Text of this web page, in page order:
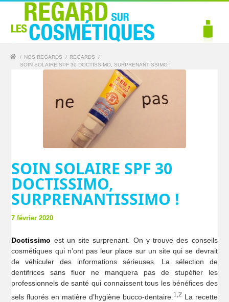
/ NOS REGARDS / REGARDS
/
SOIN SOLAIRE SPF 30 DOCTISSIMO, SURPRENANTISSIMO !
SOIN SOLAIRE SPF 30
DOCTISSIMO,
SURPRENANTISSIMO !
7 février 2020
Doctissimo est un site surprenant. On y trouve des conseils
cosmétiques qui n’ont pas leur place sur un site qui se devrait
de véhiculer des informations sérieuses. La sélection de
dentifrices sans fluor ne manquera pas de stupéfier les
professionnels de santé qui connaissent tous les bénéfices des
sels fluorés en matière d’hygiène bucco-dentaire. 1,2 La recette